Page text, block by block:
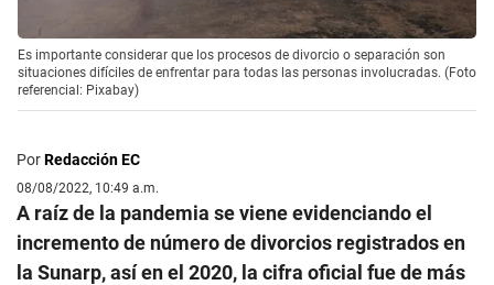
Es importante considerar que los procesos de divorcio o separación son
situaciones difíciles de enfrentar para todas las personas involucradas. (Foto
referencial: Pixabay)
PorRedacción EC
08/08/2022, 10:49 a.m.
A raíz de la pandemia se viene evidenciando el
incremento de número de divorcios registrados en
la Sunarp, así en el 2020, la cifra oficial fue de más